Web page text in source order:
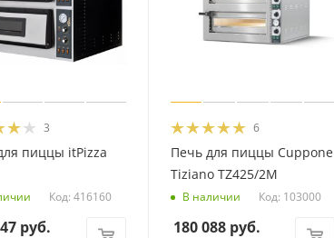
3
пиццы itPizza
Код: 416160
руб.
6
Печь для пиццы Cuppone
Tiziano TZ425/2M
В наличии Код: 103000
180 088руб.